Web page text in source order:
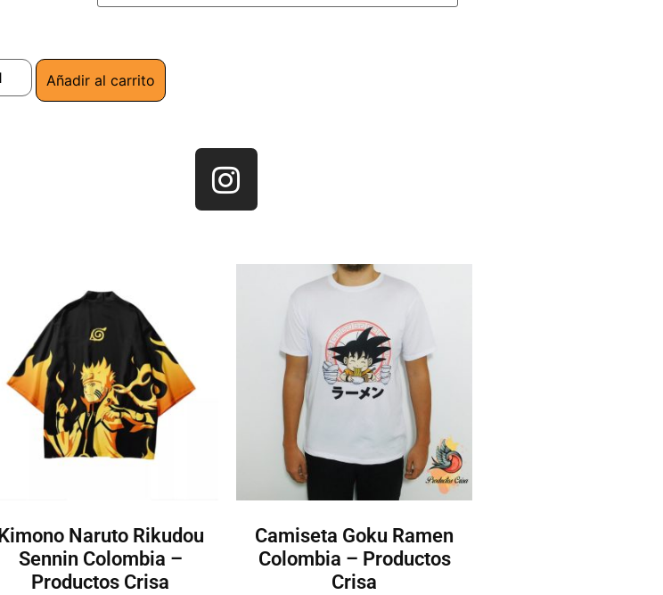
Añadir al carrito
Kimono Naruto Rikudou
Sennin Colombia –
Productos Crisa
Camiseta Goku Ramen
Colombia – Productos
Crisa